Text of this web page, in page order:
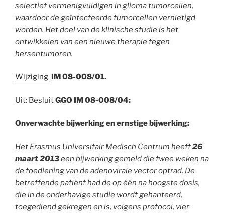
selectief vermenigvuldigen in glioma tumorcellen,
waardoor de geïnfecteerde tumorcellen vernietigd
worden. Het doel van de klinische studie is het
ontwikkelen van een nieuwe therapie tegen
hersentumoren.
Wijziging IM 08-008/01.
Uit: BesluitGGO IM 08-008/04:
Onverwachte bijwerking en ernstige bijwerking:
Het Erasmus Universitair Medisch Centrum heeft26
maart 2013een bijwerking gemeld die twee weken na
de toediening van de adenovirale vector optrad. De
betreffende patiënt had de op één na hoogste dosis,
die in de onderhavige studie wordt gehanteerd,
toegediend gekregen en is, volgens protocol, vier